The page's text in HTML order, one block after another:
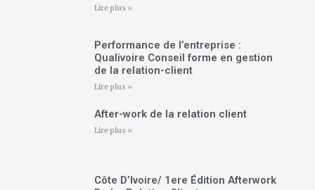
Lire plus »
Performance de l’entreprise :
Qualivoire Conseil forme en gestion
de la relation-client
Lire plus »
After-work de la relation client
Lire plus »
Côte D’Ivoire/ 1ere Édition Afterwork